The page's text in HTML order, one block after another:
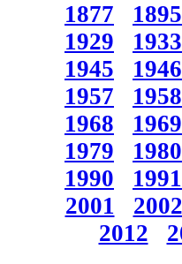
1877 1895
1929
1933
1945
1946
1957
1958
1968
1969
1979
1980
1990
1991
2001
2002
2012